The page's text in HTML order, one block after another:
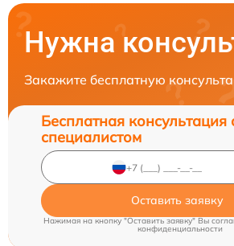
Нужна
Закажите бесплатную
Бесплатная консультация
специалистом
Оставить заявку
Нажимая на кнопку "Оставить заявку" Вы
конфиденциальности